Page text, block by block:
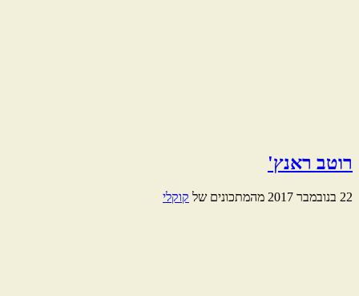
רוטב ראנץ'
22 בנובמבר 2017 מהמתכונים של קוקלי